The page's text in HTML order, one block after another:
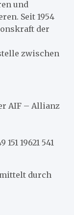
und
Seit 1954
der
zwischen
AIF – Allianz
19621 541
durch